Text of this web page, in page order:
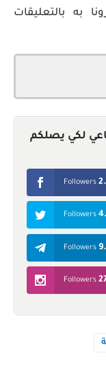
به بالتعليقات
Malta
لكي يصلكم
Followers
Followers
Followers
Followers